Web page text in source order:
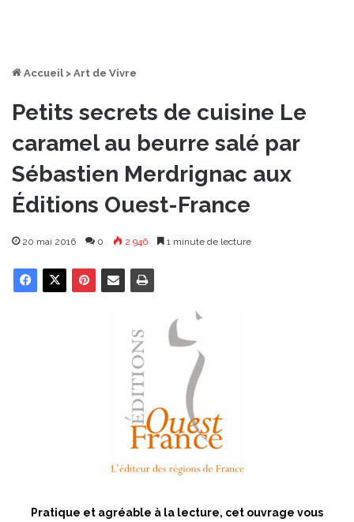
Accueil > Art de Vivre
Petits secrets de cuisine Le
caramel au beurre salé par
Sébastien Merdrignac aux
Éditions Ouest-France
20 mai 2016 0 2 946 1 minute de lecture
Pratique et agréable à la lecture, cet ouvrage vous